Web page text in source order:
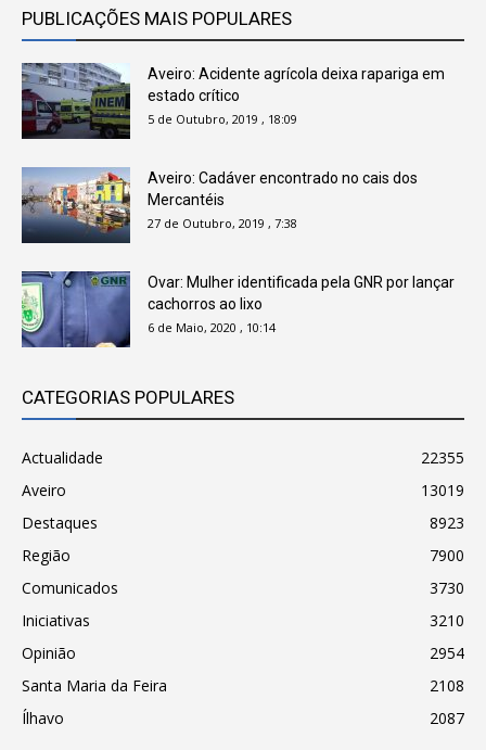
PUBLICAÇÕES MAIS POPULARES
Aveiro: Acidente agrícola deixa rapariga em
estado crítico
5 de Outubro, 2019 , 18:09
Aveiro: Cadáver encontrado no cais dos
Mercantéis
27 de Outubro, 2019 , 7:38
Ovar: Mulher identificada pela GNR por lançar
cachorros ao lixo
6 de Maio, 2020 , 10:14
CATEGORIAS POPULARES
Actualidade
22355
Aveiro
13019
Destaques
8923
Região
7900
Comunicados
3730
Iniciativas
3210
Opinião
2954
Santa Maria da Feira
2108
Ílhavo
2087